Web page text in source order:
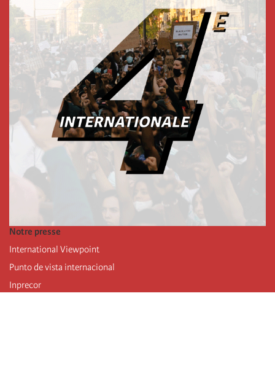
Notre presse
International Viewpoint
Punto de vista internacional
Inprecor